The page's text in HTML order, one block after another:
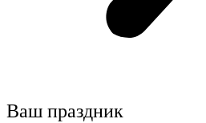
Ваш праздник